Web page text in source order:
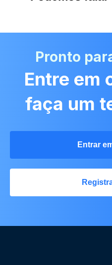
Pronto
Entre em
faça um
Entrar